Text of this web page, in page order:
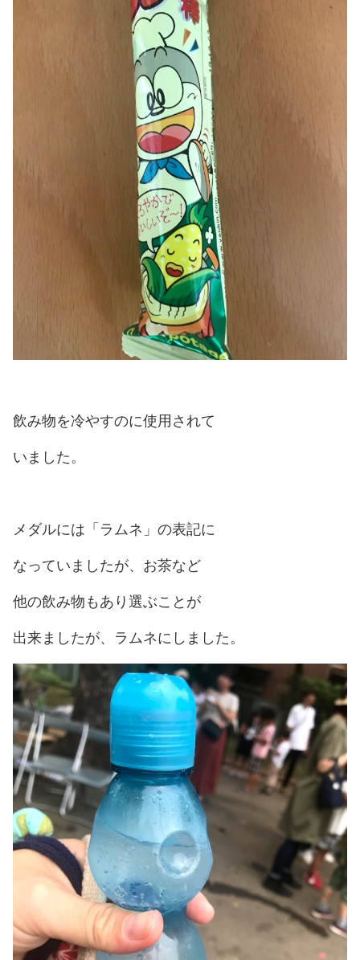
飲み物を冷やすのに使用されて
いました。
メダルには「ラムネ」の表記に
なっていましたが、お茶など
他の飲み物もあり選ぶことが
出来ましたが、ラムネにしました。